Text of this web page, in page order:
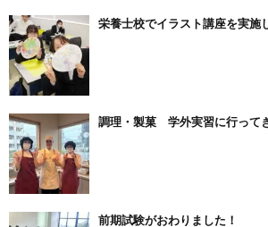
栄養士校でイラスト講座を実施
調理・製菓 学外実習に行って
前期試験がおわりました！